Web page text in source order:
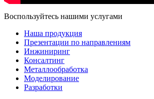
Воспользуйтесь нашими услугами
Наша продукция
Презентации по направлениям
Инжиниринг
Консалтинг
Металлообработка
Моделирование
Разработки